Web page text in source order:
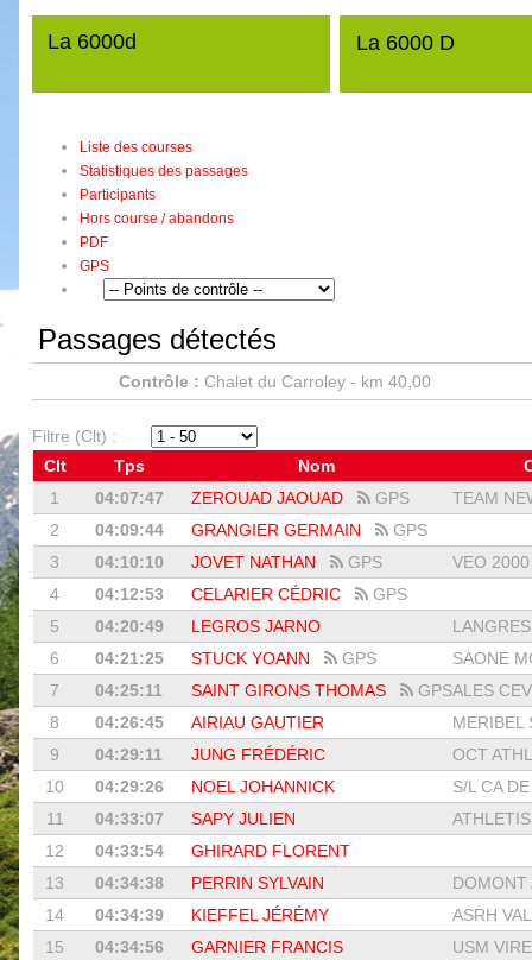
La 6000d La 6000 D
Liste des courses
Statistiques des passages
Participants
Hors course / abandons
PDF
GPS
Passages détectés
Contrôle : Chalet du Carroley - km 40,00
Filtre (Clt) :
Clt
Tps Nom
1
04:07:47 ZEROUAD JAOUAD GPS
TEAM
2
04:09:44 GRANGIER GERMAIN
GPS
3
04:10:10 JOVET NATHAN GPS
VEO
4
04:12:53 CELARIER CÉDRIC
GPS
5
04:20:49 LEGROS JARNO
6
04:21:25 STUCK YOANN GPS
SAONE
7
04:25:11 SAINT GIRONS THOMAS GPSALES
8
04:26:45 AIRIAU GAUTIER
MERIBEL
9
04:29:11 JUNG FRÉDÉRIC
OCT
10
04:29:26 NOEL JOHANNICK
S/L CA
11
04:33:07 SAPY JULIEN
12
04:33:54
GHIRARD FLORENT
13
04:34:38 PERRIN SYLVAIN
DOMONT
14
04:34:39 KIEFFEL JÉRÉMY
ASRH
15
04:34:56 GARNIER FRANCIS
USM VIRE